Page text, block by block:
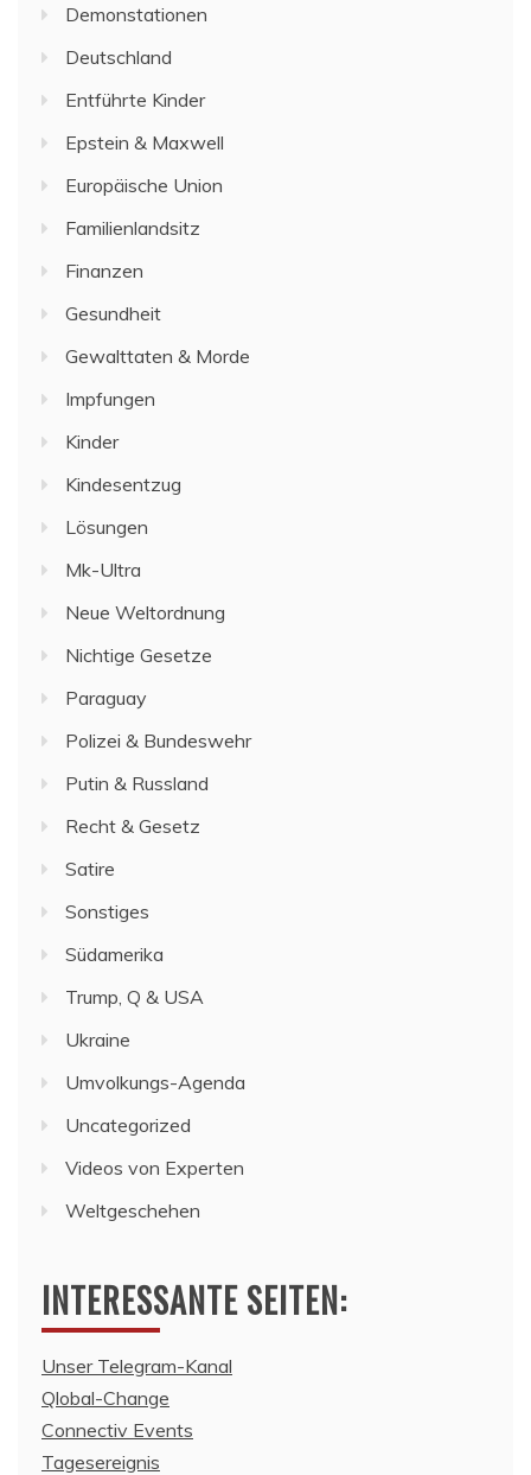
Demonstationen
Deutschland
Entführte Kinder
Epstein & Maxwell
Europäische Union
Familienlandsitz
Finanzen
Gesundheit
Gewalttaten & Morde
Impfungen
Kinder
Kindesentzug
Lösungen
Mk-Ultra
Neue Weltordnung
Nichtige Gesetze
Paraguay
Polizei & Bundeswehr
Putin & Russland
Recht & Gesetz
Satire
Sonstiges
Südamerika
Trump, Q & USA
Ukraine
Umvolkungs-Agenda
Uncategorized
Videos von Experten
Weltgeschehen
INTERESSANTE SEITEN:
Unser Telegram-Kanal
Qlobal-Change
Connectiv Events
Tagesereignis